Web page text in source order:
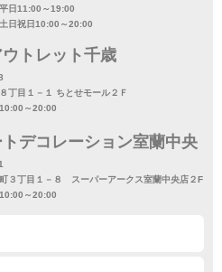
日11:00～19:00
10:00～20:00
ウトレット千歳
丁目１－１ ちとせモール２Ｆ
～20:00
デコレーション室蘭中央
３丁目１－８ スーパーアークス室蘭中央店２F
～20:00